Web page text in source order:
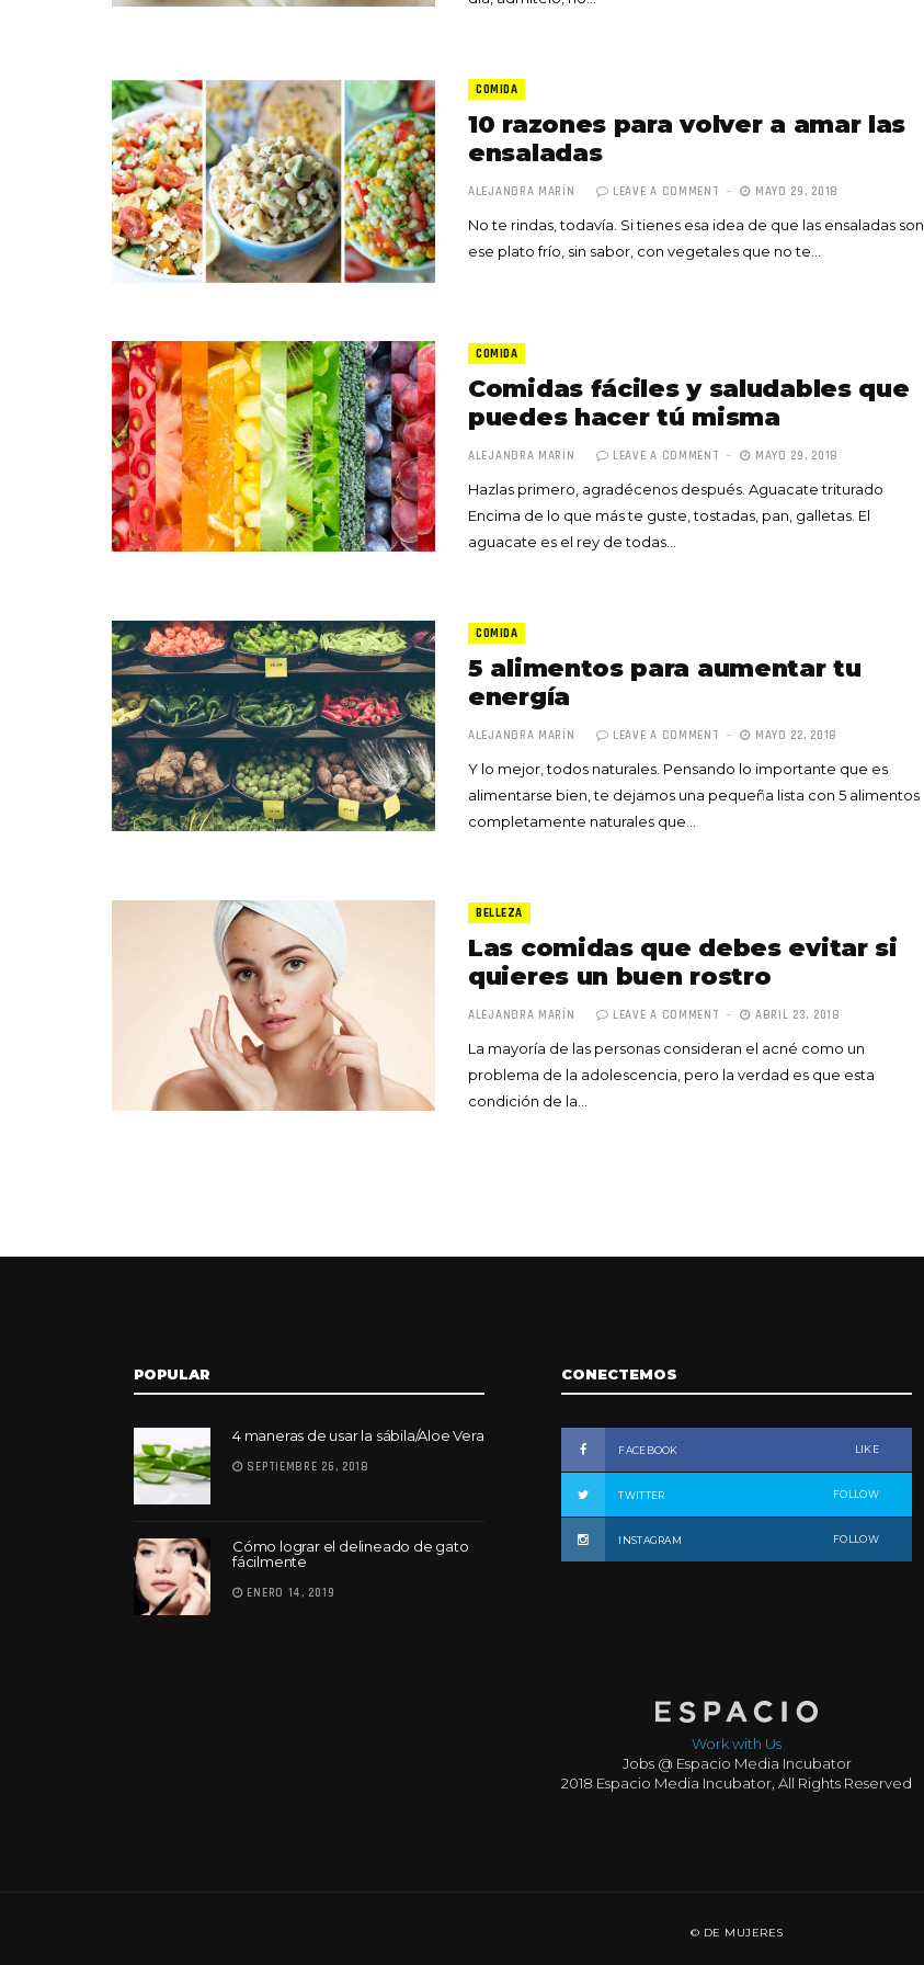
COMIDA
10 razones para volver a amar las
ensaladas
ALEJANDRA MARÍN LEAVE A COMMENT MAYO 29, 2018
No te rindas, todavía. Si tienes esa idea de que las ensaladas son
ese plato frío, sin sabor, con vegetales que no te…
COMIDA
Comidas fáciles y saludables que
puedes hacer tú misma
ALEJANDRA MARÍN LEAVE A COMMENT MAYO 29, 2018
Hazlas primero, agradécenos después. Aguacate triturado
Encima de lo que más te guste, tostadas, pan, galletas. El
aguacate es el rey de todas…
COMIDA
5 alimentos para aumentar tu
energía
ALEJANDRA MARÍN LEAVE A COMMENT MAYO 22, 2018
Y lo mejor, todos naturales. Pensando lo importante que es
alimentarse bien, te dejamos una pequeña lista con 5 alimentos
completamente naturales que…
BELLEZA
Las comidas que debes evitar si
quieres un buen rostro
ALEJANDRA MARÍN LEAVE A COMMENT ABRIL 23, 2018
La mayoría de las personas consideran el acné como un
problema de la adolescencia, pero la verdad es que esta
condición de la…
POPULAR
4 maneras de usar la sábila/Aloe Vera
SEPTIEMBRE 26, 2018
Cómo lograr el delineado de gato
fácilmente
ENERO 14, 2019
CONECTEMOS
FACEBOOK LIKE
TWITTER FOLLOW
INSTAGRAM FOLLOW
Work with Us
Jobs @ Espacio Media Incubator
2018 Espacio Media Incubator, All Rights Reserved
© DE MUJERES